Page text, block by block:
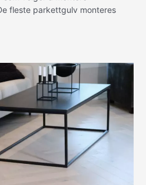
fleste parkettgulv monteres